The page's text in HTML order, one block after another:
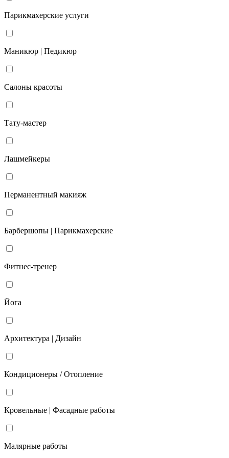
Парикмахерские услуги
Маникюр | Педикюр
Салоны красоты
Тату-мастер
Лашмейкеры
Перманентный макияж
Барбершопы | Парикмахерские
Фитнес-тренер
Йога
Архитектура | Дизайн
Кондиционеры / Отопление
Кровельные | Фасадные работы
Малярные работы